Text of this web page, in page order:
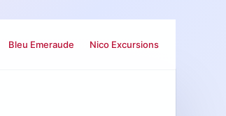
Bleu Emeraude Nico Excursions